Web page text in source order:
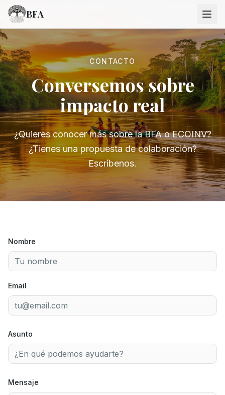
BFA
CONTACTO
Conversemos sobre
impacto real
¿Quieres conocer más sobre la BFA o ECOINV?
¿Tienes una propuesta de colaboración?
Escríbenos.
Nombre
Email
Asunto
Mensaje